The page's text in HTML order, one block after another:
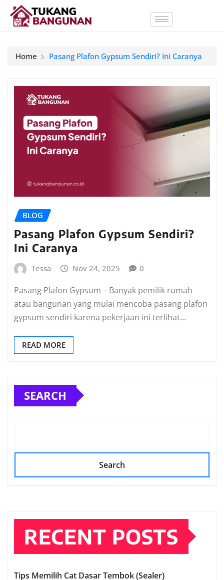
Home Pasang Plafon Gypsum Sendiri? Ini Caranya
BLOG
Pasang Plafon Gypsum Sendiri?
Ini Caranya
Tessa Nov 24, 2025 0
Pasang Plafon Gypsum – Banyak pemilik rumah
atau bangunan yang mulai mencoba pasang plafon
gypsum sendiri karena pekerjaan ini terlihat…
READ MORE
SEARCH
Search
RECENT POSTS
Tips Memilih Cat Dasar Tembok (Sealer)